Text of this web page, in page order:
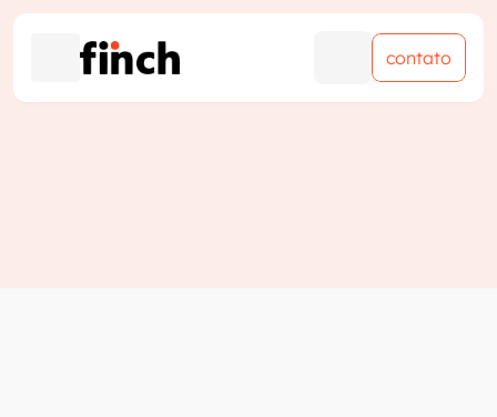
contato
contato